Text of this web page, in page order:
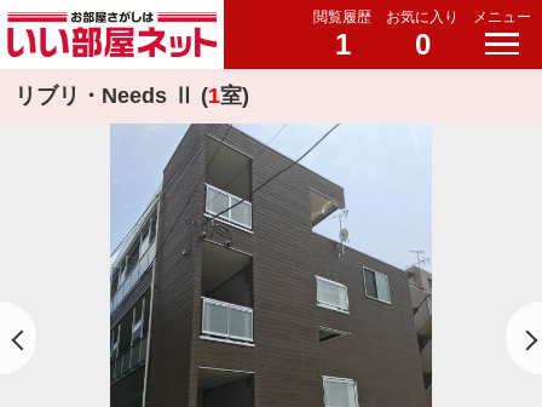
閲覧履歴
1
お気に入り
0
メニュー
リブリ・Needs Ⅱ (1室)